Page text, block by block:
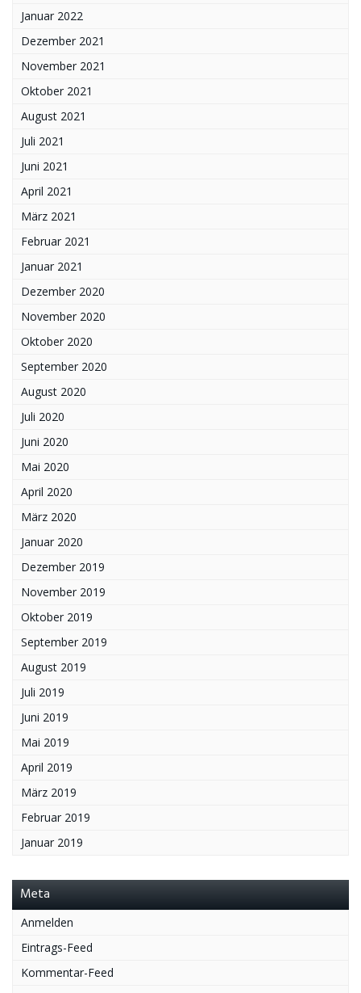
Januar 2022
Dezember 2021
November 2021
Oktober 2021
August 2021
Juli 2021
Juni 2021
April 2021
März 2021
Februar 2021
Januar 2021
Dezember 2020
November 2020
Oktober 2020
September 2020
August 2020
Juli 2020
Juni 2020
Mai 2020
April 2020
März 2020
Januar 2020
Dezember 2019
November 2019
Oktober 2019
September 2019
August 2019
Juli 2019
Juni 2019
Mai 2019
April 2019
März 2019
Februar 2019
Januar 2019
Meta
Anmelden
Eintrags-Feed
Kommentar-Feed